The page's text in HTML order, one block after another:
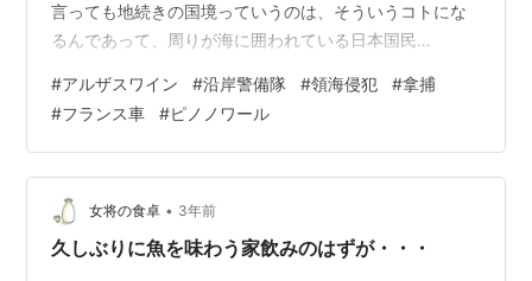
言っても地続きの国境っていうのは、そういうコトにな
るんであって、周りが海に囲われている日本国民
ない。 ま、意識が違ったとしても、それは生活空間に国
境が遠いだけであって、境目がないワケではない。 我が
親戚スジにもイロイロな人がいた。みんな永遠の世界に
旅立ってしまったけれど、遠洋漁業に出ていた人もい
た。そういう人だと単なる海原が続いている状態でも、
これ以上魚群を深追い…
#アルザスワイン #沿岸警備隊 #領海侵犯 #拿捕
#フランス車 #ピノノワール
女将の食卓 • 3年前
久しぶりに魚を味わう家飲みのはずが・・・